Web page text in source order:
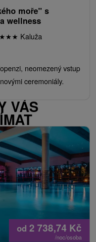
moře" s
wellness
★★★ Kaluža
neomezený vstup
ceremoniály.
VÁS
od 2 738,74 Kč
/noc/osoba